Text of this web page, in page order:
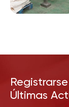
Últimas